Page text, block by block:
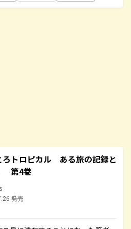
ろトロピカル ある旅の記録と
第4巻
発売